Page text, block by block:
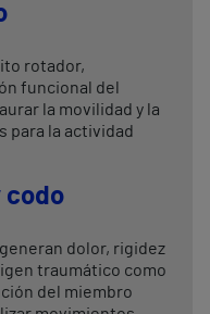
rotador,
funcional del
la movilidad y la
para la actividad
codo
dolor, rigidez
traumático como
del miembro